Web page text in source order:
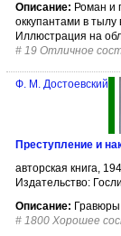
Описание: Роман и
оккупантами в тылу
Иллюстрация на
# 19 Отличное
Ф. М. Достоевский
Преступление и
авторская книга,
Издательство:
Описание:
# 1800 Хорошее